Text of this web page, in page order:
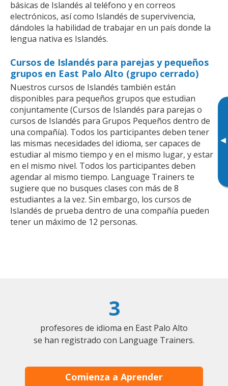
▸
básicas de Islandés al teléfono y en correos
electrónicos, así como Islandés de supervivencia,
dándoles la habilidad de trabajar en un país donde la
lengua nativa es Islandés.
Cursos de Islandés para parejas y pequeños
grupos en East Palo Alto (grupo cerrado)
Nuestros cursos de Islandés también están
disponibles para pequeños grupos que estudian
conjuntamente (Cursos de Islandés para parejas o
cursos de Islandés para Grupos Pequeños dentro de
una compañía). Todos los participantes deben tener
las mismas necesidades del idioma, ser capaces de
estudiar al mismo tiempo y en el mismo lugar, y estar
en el mismo nivel. Todos los participantes deben
agendar al mismo tiempo. Language Trainers te
sugiere que no busques clases con más de 8
estudiantes a la vez. Sin embargo, los cursos de
Islandés de prueba dentro de una compañía pueden
tener un máximo de 12 personas.
3
profesores de idioma en East Palo Alto
se han registrado con Language Trainers.
Comienza a Aprender